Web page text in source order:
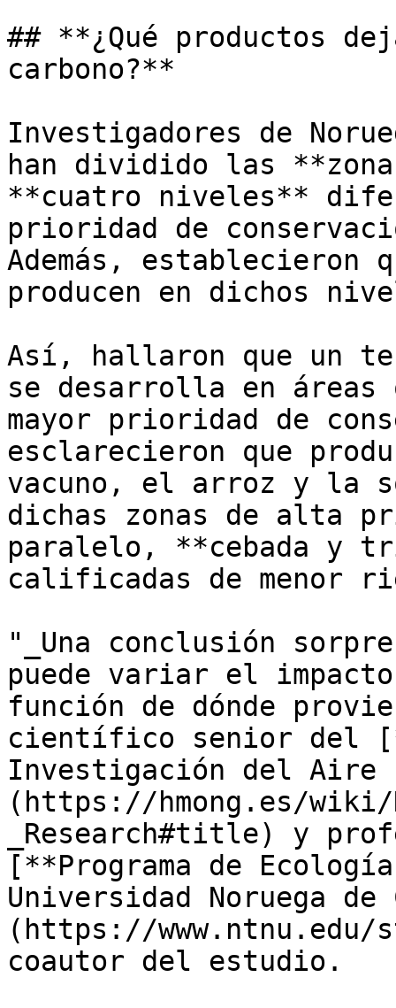
## **¿Qué productos
carbono?**
Investigadores de
han dividido las
**cuatro niveles**
prioridad de
Además, establecieron
producen en dichos
Así, hallaron que un
se desarrolla en áreas
mayor prioridad de
esclarecieron que
vacuno, el arroz y la
dichas zonas de alta
paralelo, **cebada y
calificadas de menor
"_Una conclusión
puede variar el
función de dónde
científico senior del
Investigación del Aire
(https://hmong.es/
_Research#title) y
[**Programa de
Universidad Noruega
(https://www.ntnu.edu/
coautor del estudio.